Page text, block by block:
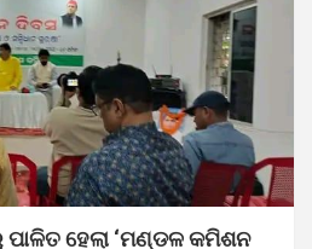
ପାଳିତ ହେଲା ‘ମଣ୍ଡଳ କମିଶନ